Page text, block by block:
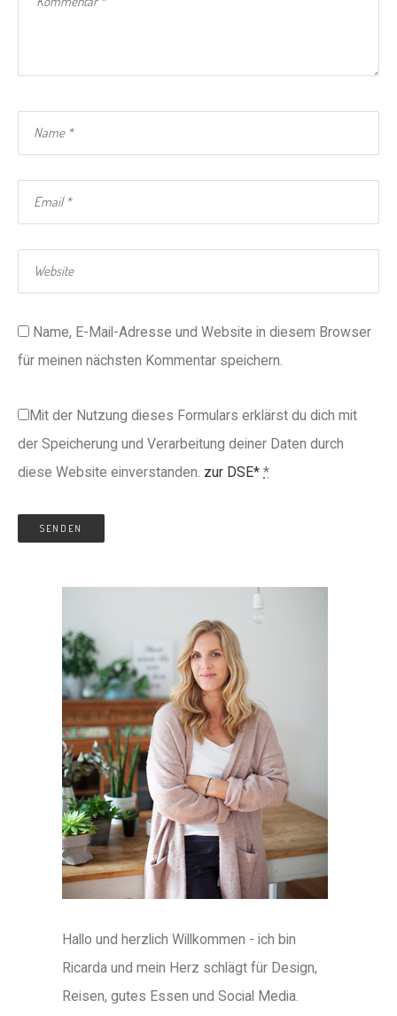
Name, E-Mail-Adresse und Website in diesem Browser
für meinen nächsten Kommentar speichern.
Mit der Nutzung dieses Formulars erklärst du dich mit
der Speicherung und Verarbeitung deiner Daten durch
diese Website einverstanden. zur DSE* *
Hallo und herzlich Willkommen - ich bin
Ricarda und mein Herz schlägt für Design,
Reisen, gutes Essen und Social Media.